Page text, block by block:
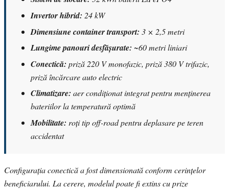
Invertor hibrid: 24 kW
Dimensiune container transport: 3 × 2,5 metri
Lungime panouri desfășurate: ~60 metri liniari
Conectică: priză 220 V monofazic, priză 380 V trifazic,
priză încărcare auto electric
Climatizare: aer condiționat integrat pentru menținerea
bateriilor la temperatură optimă
Mobilitate: roți tip off-road pentru deplasare pe teren
accidentat
Configurația conectică a fost dimensionată conform cerințelor
beneficiarului. La cerere, modelul poate fi extins cu prize